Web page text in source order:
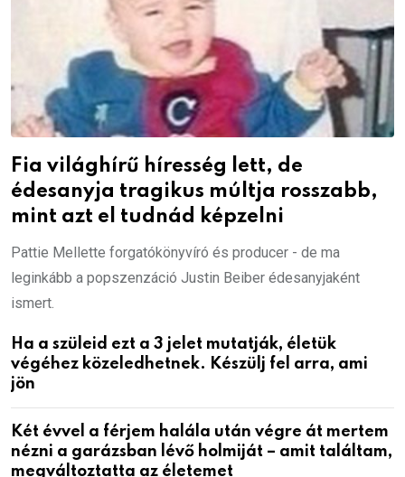
Fia világhírű híresség lett, de
édesanyja tragikus múltja rosszabb,
mint azt el tudnád képzelni
Pattie Mellette forgatókönyvíró és producer - de ma
leginkább a popszenzáció Justin Beiber édesanyjaként
ismert.
Ha a szüleid ezt a 3 jelet mutatják, életük
végéhez közeledhetnek. Készülj fel arra, ami
jön
Két évvel a férjem halála után végre át mertem
nézni a garázsban lévő holmiját – amit találtam,
megváltoztatta az életemet